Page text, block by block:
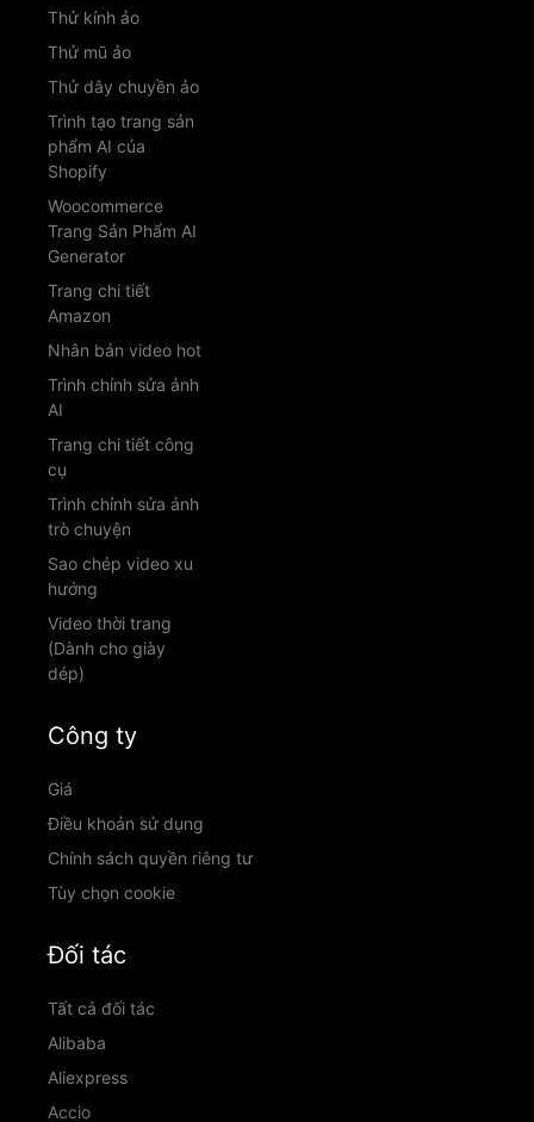
Thử kính ảo
Thử mũ ảo
Thử dây chuyền ảo
Trình tạo trang sản
phẩm AI của
Shopify
Woocommerce
Trang Sản Phẩm AI
Generator
Trang chi tiết
Amazon
Nhân bản video hot
Trình chỉnh sửa ảnh
AI
Trang chi tiết công
cụ
Trình chỉnh sửa ảnh
trò chuyện
Sao chép video xu
hướng
Video thời trang
(Dành cho giày
dép)
Công ty
Giá
Điều khoản sử dụng
Chính sách quyền riêng tư
Tùy chọn cookie
Đối tác
Tất cả đối tác
Alibaba
Aliexpress
Accio